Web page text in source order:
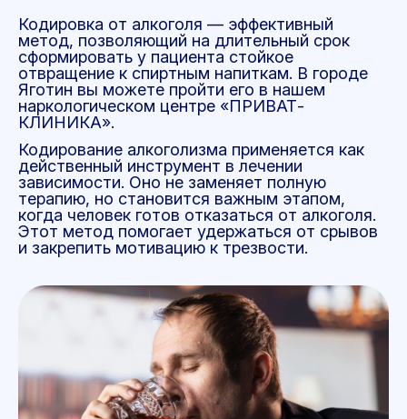
Кодировка от алкоголя — эффективный
метод, позволяющий на длительный срок
сформировать у пациента стойкое
отвращение к спиртным напиткам. В городе
Яготин вы можете пройти его в нашем
наркологическом центре «ПРИВАТ-
КЛИНИКА».
Кодирование алкоголизма применяется как
действенный инструмент в лечении
зависимости. Оно не заменяет полную
терапию, но становится важным этапом,
когда человек готов отказаться от алкоголя.
Этот метод помогает удержаться от срывов
и закрепить мотивацию к трезвости.